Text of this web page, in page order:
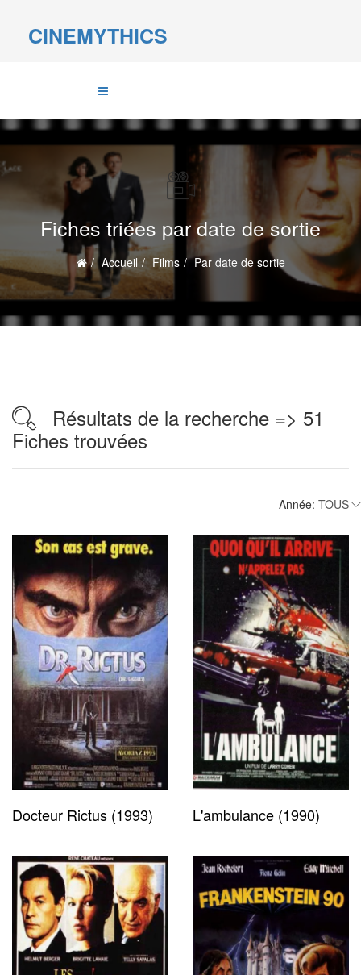
CINEMYTHICS
Fiches triées par date de sortie
Accueil Films Par date de sortie
Résultats de la recherche => 51
Fiches trouvées
Année:
Docteur Rictus (1993) L'ambulance (1990)